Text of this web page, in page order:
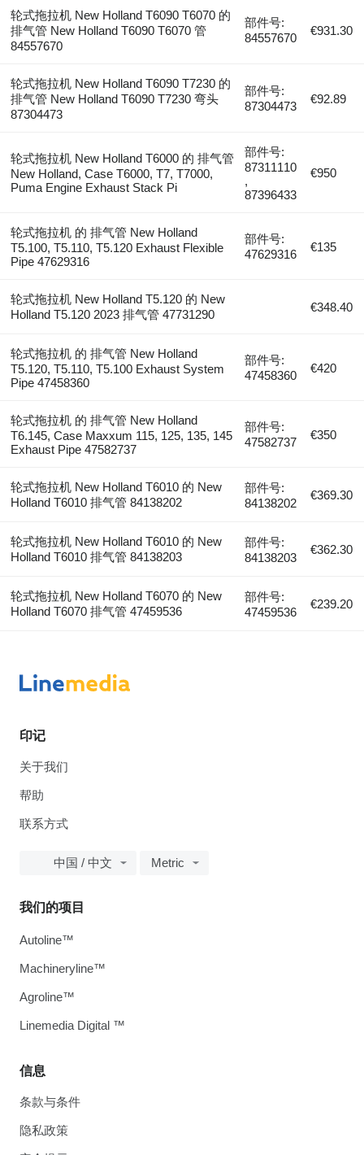
轮式拖拉机 New Holland T6090 T6070 的
排气管 New Holland T6090 T6070 管
84557670
部件号:
84557670
€931.30
轮式拖拉机 New Holland T6090 T7230 的
排气管 New Holland T6090 T7230 弯头
87304473
部件号:
87304473
€92.89
轮式拖拉机 New Holland T6000 的 排气管
New Holland, Case T6000, T7, T7000,
Puma Engine Exhaust Stack Pi
部件号:
87311110
,
87396433
€950
轮式拖拉机 的 排气管 New Holland
T5.100, T5.110, T5.120 Exhaust Flexible
Pipe 47629316
部件号:
47629316
€135
轮式拖拉机 New Holland T5.120 的 New
Holland T5.120 2023 排气管 47731290
€348.40
轮式拖拉机 的 排气管 New Holland
T5.120, T5.110, T5.100 Exhaust System
Pipe 47458360
部件号:
47458360
€420
轮式拖拉机 的 排气管 New Holland
T6.145, Case Maxxum 115, 125, 135, 145
Exhaust Pipe 47582737
部件号:
47582737
€350
轮式拖拉机 New Holland T6010 的 New
Holland T6010 排气管 84138202
部件号:
84138202
€369.30
轮式拖拉机 New Holland T6010 的 New
Holland T6010 排气管 84138203
部件号:
84138203
€362.30
轮式拖拉机 New Holland T6070 的 New
Holland T6070 排气管 47459536
部件号:
47459536
€239.20
印记
关于我们
帮助
联系方式
中国 / 中文 Metric
信息
条款与条件
隐私政策
我们的项目
Autoline™
Machineryline™
Agroline™
Linemedia Digital ™